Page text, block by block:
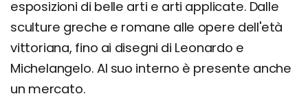
esposizioni di belle arti e arti applicate. Dalle
sculture greche e romane alle opere dell'età
vittoriana, fino ai disegni di Leonardo e
Michelangelo. Al suo interno è presente anche
un mercato.